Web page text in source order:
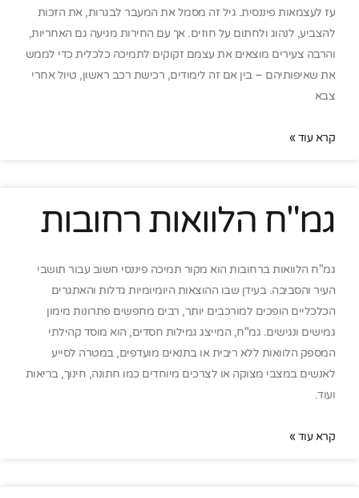
עז לעצמאות פיננסית. גיל זה מסמל את המעבר לבגרות, את הזכות
להצביע, לנהוג ולחתום על חוזים. אך עם החירות מגיעה גם האחריות,
והרבה צעירים מוצאים את עצמם זקוקים לתמיכה כלכלית כדי לממש
את שאיפותיהם – בין אם זה לימודים, רכישת רכב ראשון, טיול אחרי
צבא
קרא עוד »
גמ"ח הלוואות רחובות
גמ"ח הלוואות ברחובות הוא מקור תמיכה פיננסי חשוב עבור תושבי
העיר והסביבה. בעידן שבו ההוצאות היומיומיות גדלות והאתגרים
הכלכליים הופכים למורכבים יותר, רבים מחפשים פתרונות מימון
גמישים ונגישים. גמ"ח, המייצג גמילות חסדים, הוא מוסד קהילתי
המספק הלוואות ללא ריבית או בתנאים מועדפים, במטרה לסייע
לאנשים במצבי מצוקה או לצרכים מיוחדים כמו חתונה, חינוך, בריאות
ועוד.
קרא עוד »